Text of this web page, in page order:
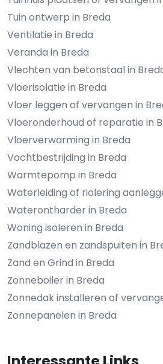
Tuin ontwerp in Breda
Ventilatie in Breda
Veranda in Breda
Vlechten van betonstaal in
Vloerisolatie in Breda
Vloer leggen of vervangen in
Vloeronderhoud of reparatie in
Vloerverwarming in Breda
Vochtbestrijding in Breda
Warmtepomp in Breda
Waterleiding of riolering
Waterontharder in Breda
Woning isoleren in Breda
Zandblazen en zandspuiten in
Zand en Grind in Breda
Zonneboiler in Breda
Zonnedak installeren of
Zonnepanelen in Breda